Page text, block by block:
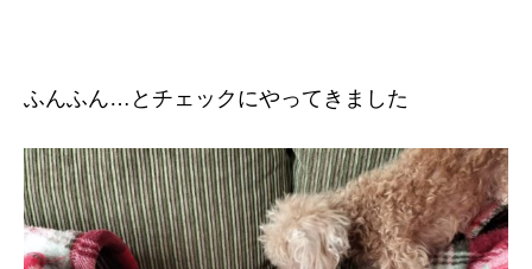
ふんふん…とチェックにやってきました